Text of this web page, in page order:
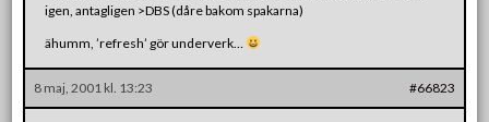
igen, antagligen >DBS (dåre bakom spakarna)
ähumm, ’refresh’ gör underverk…
8 maj, 2001 kl. 13:23 #66823